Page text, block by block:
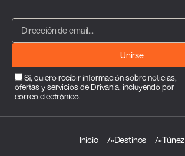
Unirse
Sí, quiero recibir información sobre noticias,
ofertas y servicios de Drivania, incluyendo por
correo electrónico.
Inicio »Destinos »Túnez